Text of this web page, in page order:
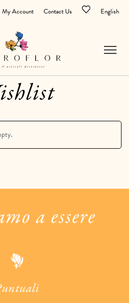
My Account Contact Us English
a essere